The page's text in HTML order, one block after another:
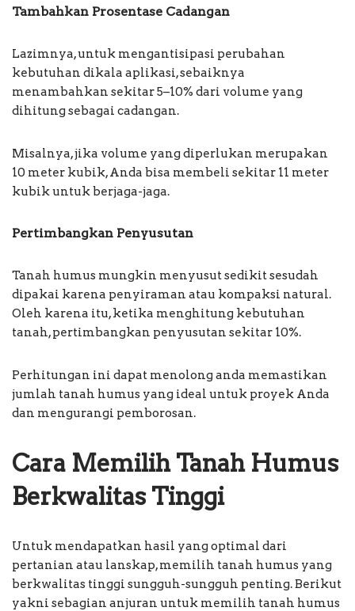
Tambahkan Prosentase Cadangan
Lazimnya, untuk mengantisipasi perubahan
kebutuhan dikala aplikasi, sebaiknya
menambahkan sekitar 5–10% dari volume yang
dihitung sebagai cadangan.
Misalnya, jika volume yang diperlukan merupakan
10 meter kubik, Anda bisa membeli sekitar 11 meter
kubik untuk berjaga-jaga.
Pertimbangkan Penyusutan
Tanah humus mungkin menyusut sedikit sesudah
dipakai karena penyiraman atau kompaksi natural.
Oleh karena itu, ketika menghitung kebutuhan
tanah, pertimbangkan penyusutan sekitar 10%.
Perhitungan ini dapat menolong anda memastikan
jumlah tanah humus yang ideal untuk proyek Anda
dan mengurangi pemborosan.
Cara Memilih Tanah Humus
Berkwalitas Tinggi
Untuk mendapatkan hasil yang optimal dari
pertanian atau lanskap, memilih tanah humus yang
berkwalitas tinggi sungguh-sungguh penting. Berikut
yakni sebagian anjuran untuk memilih tanah humus